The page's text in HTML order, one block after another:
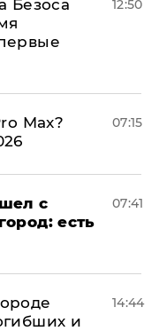
Безоса
12:50
Max?
07:15
с
есть
07:41
и
14:44